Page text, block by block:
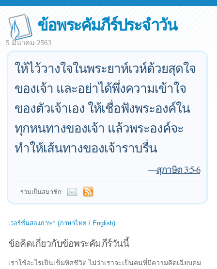
ข้อพระคัมภีร์ประจำวัน
5 มีนาคม 2563
ให้ไว้วางใจในพระยาห์เวห์ด้วยสุดใจ
ของเจ้า และอย่าได้พึ่งความเข้าใจ
ของตัวเจ้าเอง ให้เชื่อฟังพระองค์ใน
ทุกหนทางของเจ้า แล้วพระองค์จะ
ทำให้เส้นทางของเจ้าราบรื่น
—สุภาษิต 3:5-6
ร่วมเป็นสมาชิก:
เวอร์ชั่นสองภาษา (ภาษาไทย / English)
ข้อคิดเกี่ยวกับข้อพระคัมภีร์วันนี้
เราใช้อะไรเป็นเข็มทิศชีวิต ไม่ว่าเราจะเป็นคนที่มีความคิดเฉียบคม